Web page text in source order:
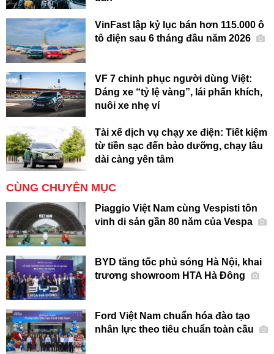
VinFast lập kỷ lục bán hơn 115.000 ô
tô điện sau 6 tháng đầu năm 2026
VF 7 chinh phục người dùng Việt:
Dáng xe “tỷ lệ vàng”, lái phấn khích,
nuôi xe nhẹ ví
Tài xế dịch vụ chạy xe điện: Tiết kiệm
từ tiền sạc đến bảo dưỡng, chạy lâu
dài càng yên tâm
CÙNG CHUYÊN MỤC
Piaggio Việt Nam cùng Vespisti tôn
vinh di sản gần 80 năm của Vespa
BYD tăng tốc phủ sóng Hà Nội, khai
trương showroom HTA Hà Đông
Ford Việt Nam chuẩn hóa đào tạo
nhân lực theo tiêu chuẩn toàn cầu